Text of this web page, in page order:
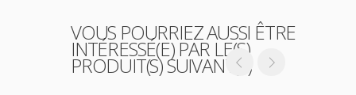
VOUS POURRIEZ AUSSI ÊTRE
INTÉRESSÉ(E) PAR LE(S)
PRODUIT(S) SUIVANT(S)